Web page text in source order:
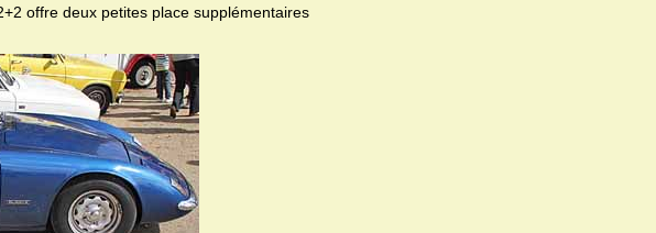
offre deux petites place supplémentaires